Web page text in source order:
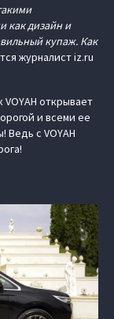
как дизайн и
купаж. Как
журналист iz.ru
открывает
и всеми ее
с VOYAH